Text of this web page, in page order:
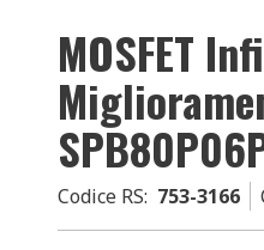
MOSFET
Codice RS: 753-3166